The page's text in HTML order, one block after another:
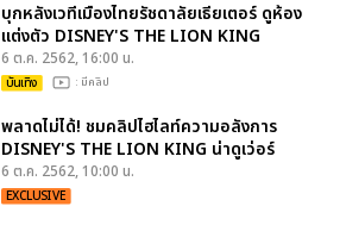
บุกหลังเวทีเมืองไทยรัชดาลัยเธียเตอร์ ดูห้อง
แต่งตัว DISNEY'S THE LION KING
6 ต.ค. 2562, 16:00 น.
บันเทิง : มีคลิป
พลาดไม่ได้! ชมคลิปไฮไลท์ความอลังการ
DISNEY'S THE LION KING น่าดูเว่อร์
6 ต.ค. 2562, 10:00 น.
EXCLUSIVE